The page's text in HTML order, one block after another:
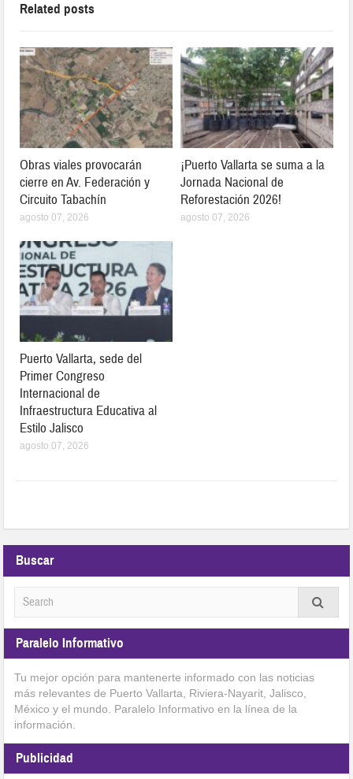
Related posts
Obras viales provocarán
cierre en Av. Federación y
Circuito Tabachín
agosto 07, 2026
¡Puerto Vallarta se suma a la
Jornada Nacional de
Reforestación 2026!
agosto 07, 2026
Puerto Vallarta, sede del
Primer Congreso
Internacional de
Infraestructura Educativa al
Estilo Jalisco
agosto 07, 2026
Buscar
Paralelo Informativo
Tu mejor opción para mantenerte informado con las noticias
más relevantes de Puerto Vallarta, Riviera-Nayarit, Jalisco,
México y el mundo. Paralelo Informativo en la línea de la
información.
Publicidad